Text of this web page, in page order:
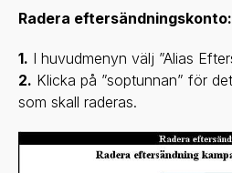
Radera eftersändningskonto:
1. I huvudmenyn välj ”Alias
2. Klicka på ”soptunnan” för
som skall raderas.